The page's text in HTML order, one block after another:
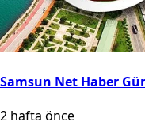
Samsun Net Haber
2 hafta önce